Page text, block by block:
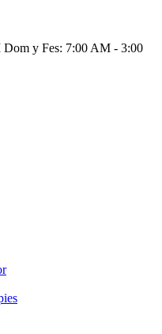
y Fes: 7:00 AM - 3:00